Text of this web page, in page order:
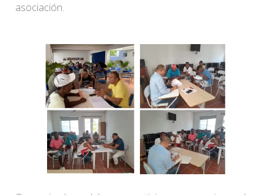
asociación.